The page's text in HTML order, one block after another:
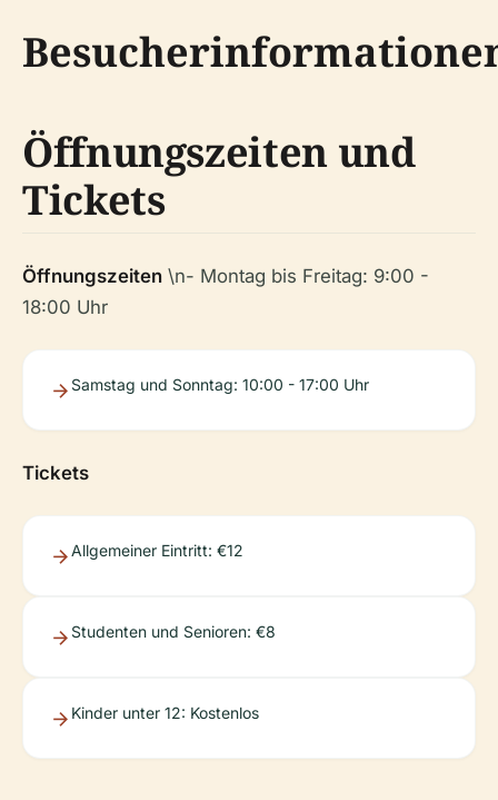
Öffnungszeiten und
Tickets
Öffnungszeiten \n- Montag bis Freitag: 9:00 -
18:00 Uhr
Samstag und Sonntag: 10:00 - 17:00 Uhr
Tickets
Allgemeiner Eintritt: €12
Studenten und Senioren: €8
Kinder unter 12: Kostenlos